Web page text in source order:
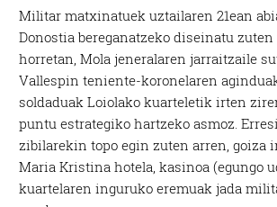
Militar matxinatuek uztailaren 21ean
Donostia bereganatzeko diseinatu zuten
horretan, Mola jeneralaren jarraitzaile
Vallespin teniente-koronelaren
soldaduak Loiolako kuarteletik irten
puntu estrategiko hartzeko asmoz.
zibilarekin topo egin zuten arren, goiza
Maria Kristina hotela, kasinoa (egungo
kuartelaren inguruko eremuak jada